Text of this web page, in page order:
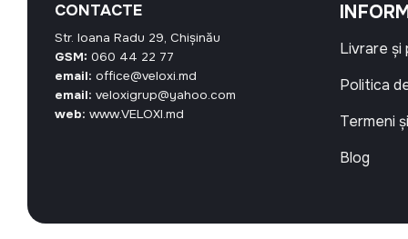
CONTACTE
Str. Ioana Radu 29, Chișinău
GSM: 060 44 22 77
email: office@veloxi.md
email: veloxigrup@yahoo.com
web: www.VELOXI.md
Livrare și
Politica
Termeni
Blog